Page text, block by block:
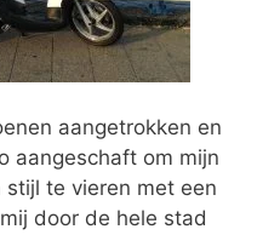
aangetrokken en
aangeschaft om mijn
te vieren met een
door de hele stad